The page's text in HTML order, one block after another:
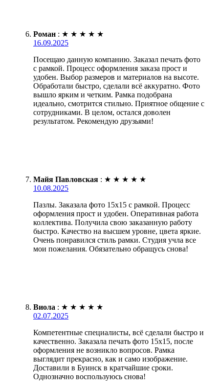
Роман : ★ ★ ★ ★ ★
16.09.2025
Посещаю данную компанию. Заказал печать фото
с рамкой. Процесс оформления заказа прост и
удобен. Выбор размеров и материалов на высоте.
Обработали быстро, сделали всё аккуратно. Фото
вышло ярким и четким. Рамка подобрана
идеально, смотрится стильно. Приятное общение с
сотрудниками. В целом, остался доволен
результатом. Рекомендую друзьями!
Майя Павловская : ★ ★ ★ ★ ★
10.08.2025
Пазлы. Заказала фото 15х15 с рамкой. Процесс
оформления прост и удобен. Оперативная работа
коллектива. Получила свою заказанную работу
быстро. Качество на высшем уровне, цвета яркие.
Очень понравился стиль рамки. Студия учла все
мои пожелания. Обязательно обращусь снова!
Виола : ★ ★ ★ ★ ★
02.07.2025
Компетентные специалисты, всё сделали быстро и
качественно. Заказала печать фото 15х15, после
оформления не возникло вопросов. Рамка
выглядит прекрасно, как и само изображение.
Доставили в Буинск в кратчайшие сроки.
Однозначно воспользуюсь снова!